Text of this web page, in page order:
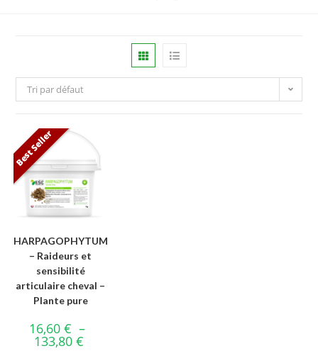
Tri par défaut
Best Seller
HARPAGOPHYTUM
– Raideurs et
sensibilité
articulaire cheval –
Plante pure
16,60 € –
133,80 €